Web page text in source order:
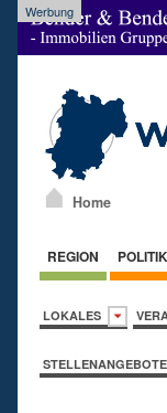
Werbung
Home
REGION POLITIK
LOKALES
STELLENANGEBOTE